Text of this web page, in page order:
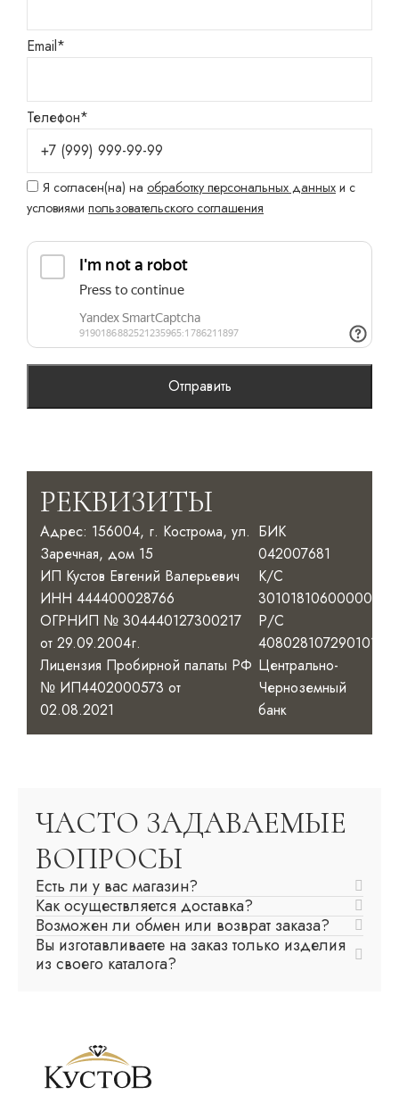
Email*
Телефон*
Я согласен(на) на обработку персональных данных и с
условиями пользовательского соглашения
РЕКВИЗИТЫ
Адрес: 156004, г. Кострома, ул.
Заречная, дом 15
ИП Кустов Евгений Валерьевич
ИНН 444400028766
ОГРНИП № 304440127300217
от 29.09.2004г.
Лицензия Пробирной палаты РФ
№ ИП4402000573 от
02.08.2021
БИК
042007681
К/С
Р/С
Центрально-
Черноземный
банк
ЧАСТО ЗАДАВАЕМЫЕ
ВОПРОСЫ
Есть ли у вас магазин?
Как осуществляется доставка?
Возможен ли обмен или возврат заказа?
Вы изготавливаете на заказ только изделия
из своего каталога?